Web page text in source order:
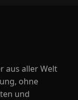
aus aller Welt
ohne
und